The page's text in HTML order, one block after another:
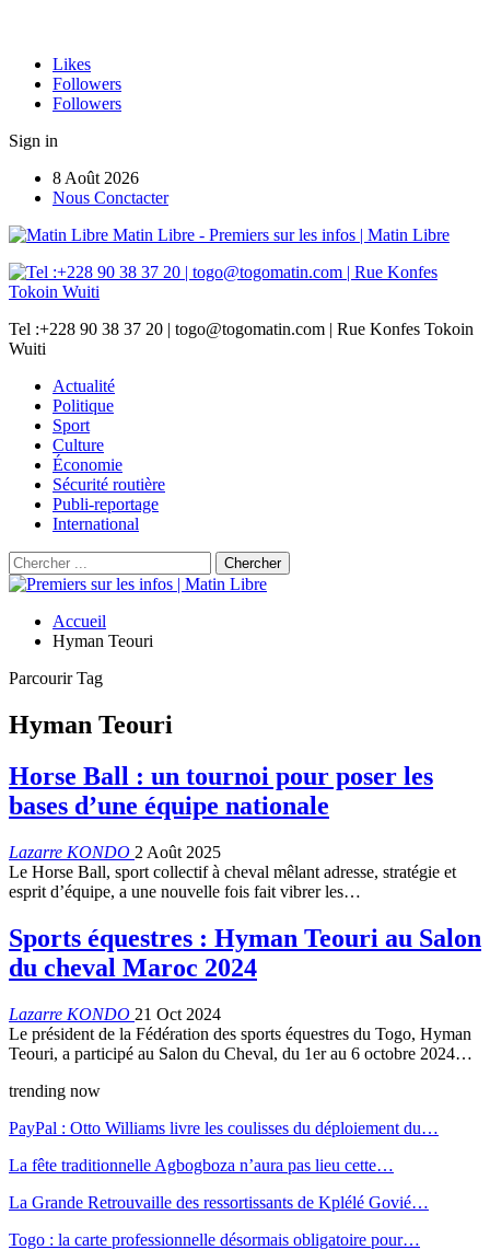
Likes
Followers
Followers
Sign in
8 Août 2026
Nous Conctacter
Matin Libre - Premiers sur les infos | Matin Libre
Tel :+228 90 38 37 20 | togo@togomatin.com | Rue Konfes Tokoin
Wuiti
Actualité
Politique
Sport
Culture
Économie
Sécurité routière
Publi-reportage
International
Accueil
Hyman Teouri
Parcourir Tag
Hyman Teouri
Horse Ball : un tournoi pour poser les
bases d’une équipe nationale
Lazarre KONDO 2 Août 2025
Le Horse Ball, sport collectif à cheval mêlant adresse, stratégie et
esprit d’équipe, a une nouvelle fois fait vibrer les…
Sports équestres : Hyman Teouri au Salon
du cheval Maroc 2024
Lazarre KONDO 21 Oct 2024
Le président de la Fédération des sports équestres du Togo, Hyman
Teouri, a participé au Salon du Cheval, du 1er au 6 octobre 2024…
trending now
PayPal : Otto Williams livre les coulisses du déploiement du…
La fête traditionnelle Agbogboza n’aura pas lieu cette…
La Grande Retrouvaille des ressortissants de Kplélé Govié…
Togo : la carte professionnelle désormais obligatoire pour…